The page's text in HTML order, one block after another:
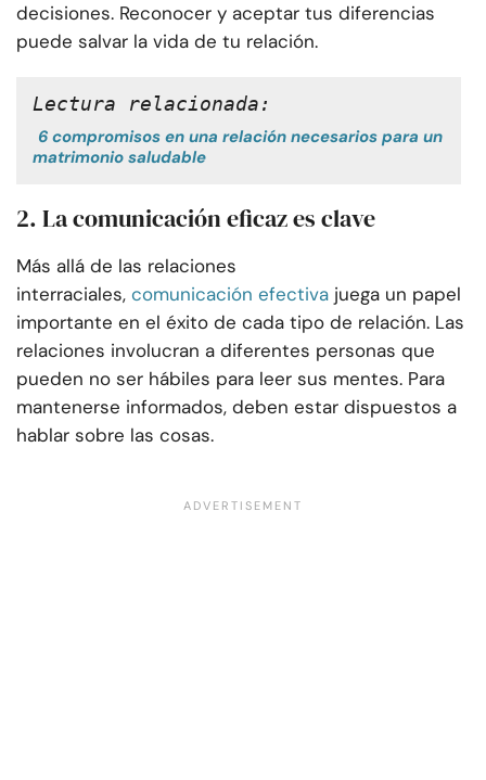
decisiones. Reconocer y aceptar tus diferencias
puede salvar la vida de tu relación.
Lectura relacionada:
6 compromisos en una relación necesarios para un
matrimonio saludable
2. La comunicación eficaz es clave
Más allá de las relaciones
interraciales, comunicación efectiva juega un papel
importante en el éxito de cada tipo de relación. Las
relaciones involucran a diferentes personas que
pueden no ser hábiles para leer sus mentes. Para
mantenerse informados, deben estar dispuestos a
hablar sobre las cosas.